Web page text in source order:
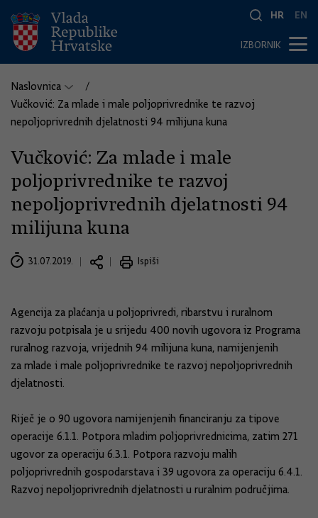
HR EN
IZBORNIK
Naslovnica
Vučković: Za mlade i male poljoprivrednike te razvoj
nepoljoprivrednih djelatnosti 94 milijuna kuna
Vučković: Za mlade i male
poljoprivrednike te razvoj
nepoljoprivrednih djelatnosti 94
milijuna kuna
31.07.2019. Ispiši
Agencija za plaćanja u poljoprivredi, ribarstvu i ruralnom
razvoju potpisala je u srijedu 400 novih ugovora iz Programa
ruralnog razvoja, vrijednih 94 milijuna kuna, namijenjenih
za mlade i male poljoprivrednike te razvoj nepoljoprivrednih
djelatnosti.
Riječ je o 90 ugovora namijenjenih financiranju za tipove
operacije 6.1.1. Potpora mladim poljoprivrednicima, zatim 271
ugovor za operaciju 6.3.1. Potpora razvoju malih
poljoprivrednih gospodarstava i 39 ugovora za operaciju 6.4.1.
Razvoj nepoljoprivrednih djelatnosti u ruralnim područjima.